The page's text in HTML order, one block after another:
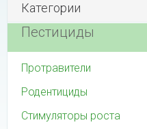
Категории
Пестициды
Протравители
Родентициды
Стимуляторы роста